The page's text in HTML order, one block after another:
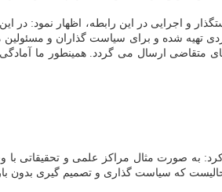
و اجرایی در این رابطه، اظهار نمود: در
تهیه شده و برای سیاست گذاران و
ارسال می گردد. همینطور ما
كرد: به صورت مثال مراكز علمی و
كه سیاست گذاری و تصمیم گیری بدون